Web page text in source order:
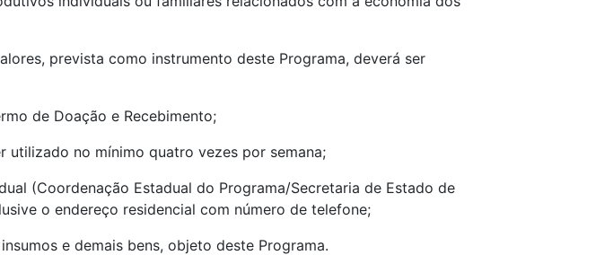
prevista como instrumento deste Programa, deverá ser
de Doação e Recebimento;
no mínimo quatro vezes por semana;
(Coordenação Estadual do Programa/Secretaria de Estado de
o endereço residencial com número de telefone;
e demais bens, objeto deste Programa.